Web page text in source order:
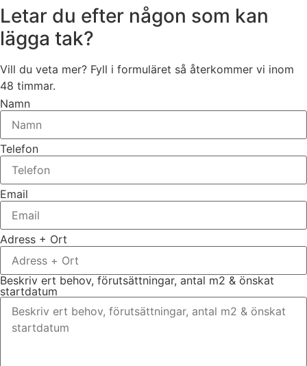
Letar du efter någon som kan
lägga tak?
Vill du veta mer? Fyll i formuläret så återkommer vi inom
48 timmar.
Namn
Telefon
Email
Adress + Ort
Beskriv ert behov, förutsättningar, antal m2 & önskat
startdatum